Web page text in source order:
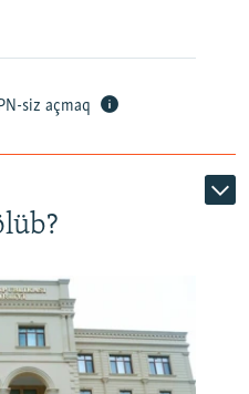
360p 480p
1080p
siz açmaq